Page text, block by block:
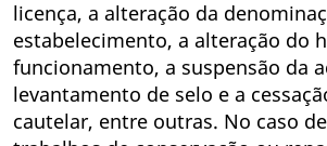
licença, a alteração da
estabelecimento, a alteração do
funcionamento, a suspensão da
levantamento de selo e a
cautelar, entre outras. No caso